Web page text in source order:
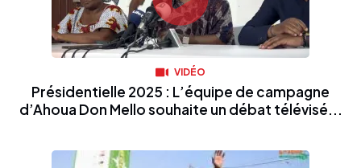
VIDÉO
Présidentielle 2025 : L’équipe de campagne
d’Ahoua Don Mello souhaite un débat télévisé...